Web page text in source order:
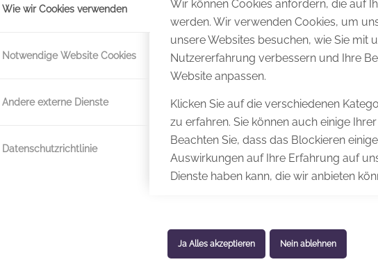
Wie wir Cookies verwenden
Notwendige Website Cookies
Andere externe Dienste
Datenschutzrichtlinie
Wir können Cookies anfordern, die auf
werden. Wir verwenden Cookies, um
unsere Websites besuchen, wie Sie mit
Nutzererfahrung verbessern und Ihre
Website anpassen.
Klicken Sie auf die verschiedenen
zu erfahren. Sie können auch einige
Beachten Sie, dass das Blockieren
Auswirkungen auf Ihre Erfahrung auf
Dienste haben kann, die wir anbieten
Ja Alles akzeptieren Nein ablehnen